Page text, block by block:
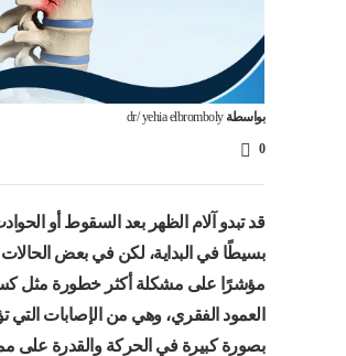
بواسطةdr/ yehia elbromboly
0
قد تبدو آلام الظهر بعد السقوط أو
بسيطًا في البداية، لكن في بعض
مؤشرًا على مشكلة أكثر خطورة مثل
العمود الفقري، وهي من الإصابات التي
بصورة كبيرة في الحركة والقدرة على